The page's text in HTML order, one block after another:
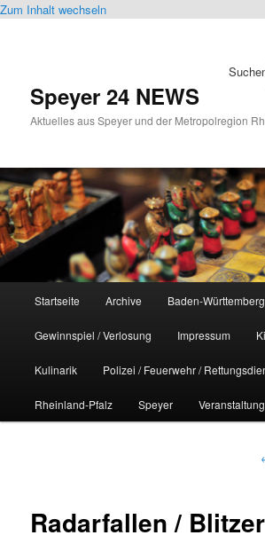
Zum Inhalt wechseln
Speyer 24 NEWS
Aktuelles aus Speyer und der Metropolregion
Startseite Archive Baden-Württemberg
Gewinnspiel / Verlosung Impressum
Kulinarik Polizei / Feuerwehr /
Rheinland-Pfalz Speyer
Radarfallen /